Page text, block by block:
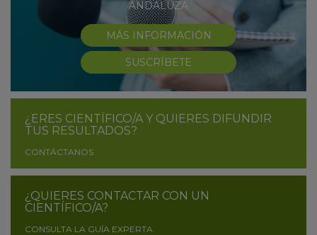
ANDALUZA
MÁS INFORMACIÓN
SUSCRÍBETE
¿ERES CIENTÍFICO/A Y QUIERES DIFUNDIR
TUS RESULTADOS?
CONTÁCTANOS
¿QUIERES CONTACTAR CON UN
CIENTÍFICO/A?
CONSULTA LA GUÍA EXPERTA